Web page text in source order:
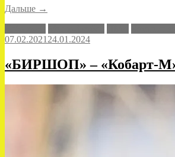
Дальше ««Кобарт-
«ПМК»
2-
1»
→
07.02.2021 24.01.2024
«БИРШОП» – «Кобарт-